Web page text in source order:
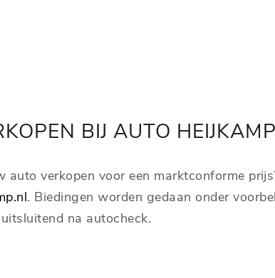
BIJ AUTO HEIJKAMP
auto verkopen voor een marktconforme
. Biedingen worden gedaan onder
uitsluitend na autocheck.